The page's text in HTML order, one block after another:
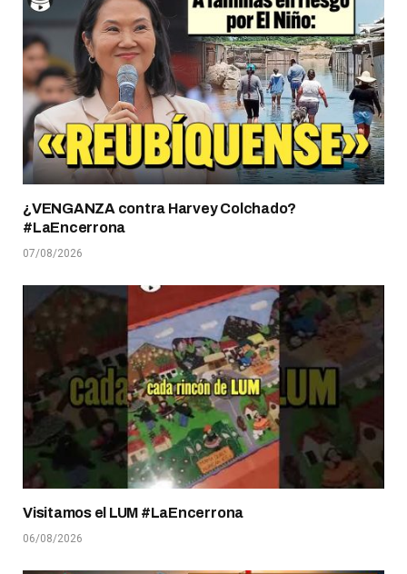
¿VENGANZA contra Harvey Colchado?
#LaEncerrona
07/08/2026
Visitamos el LUM #LaEncerrona
06/08/2026